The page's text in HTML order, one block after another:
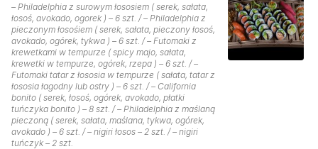
– Philadelphia z surowym łososiem ( serek, sałata,
łosoś, avokado, ogorek ) – 6 szt. / – Philadelphia z
pieczonym łosośiem ( serek, sałata, pieczony łosoś,
avokado, ogórek, tykwa ) – 6 szt. / – Futomaki z
krewetkami w tempurze ( spicy majo, sałata,
krewetki w tempurze, ogórek, rzepa ) – 6 szt. / –
Futomaki tatar z łososia w tempurze ( sałata, tatar z
łososia łagodny lub ostry ) – 6 szt. / – California
bonito ( serek, łosoś, ogórek, avokado, płatki
tuńczyka bonito ) – 8 szt. / – Philadelphia z maślaną
pieczoną ( serek, sałata, maślana, tykwa, ogórek,
avokado ) – 6 szt. / – nigiri łosos – 2 szt. / – nigiri
tuńczyk – 2 szt.